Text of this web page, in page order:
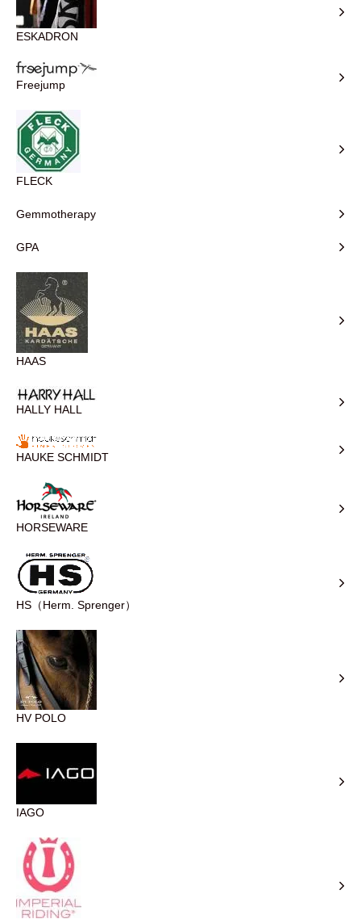
ESKADRON
Freejump
FLECK
Gemmotherapy
GPA
HAAS
HALLY HALL
HAUKE SCHMIDT
HORSEWARE
HS（Herm. Sprenger）
HV POLO
IAGO